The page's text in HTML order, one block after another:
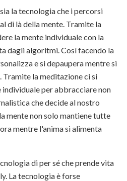
la tecnologia che i percorsi
di là della mente. Tramite la
la mente individuale con la
dagli algoritmi. Così facendo la
e si depaupera mentre si
Tramite la meditazione ci si
per abbracciare non
che decide al nostro
mente non solo mantiene tutte
mentre l'anima si alimenta
di per sé che prende vita
La tecnologia è forse